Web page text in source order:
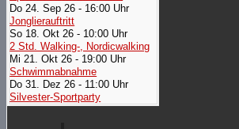
Do 24. Sep 26 - 16:00 Uhr
Jonglierauftritt
So 18. Okt 26 - 10:00 Uhr
2 Std. Walking-, Nordicwalking
Mi 21. Okt 26 - 19:00 Uhr
Schwimmabnahme
Do 31. Dez 26 - 11:00 Uhr
Silvester-Sportparty